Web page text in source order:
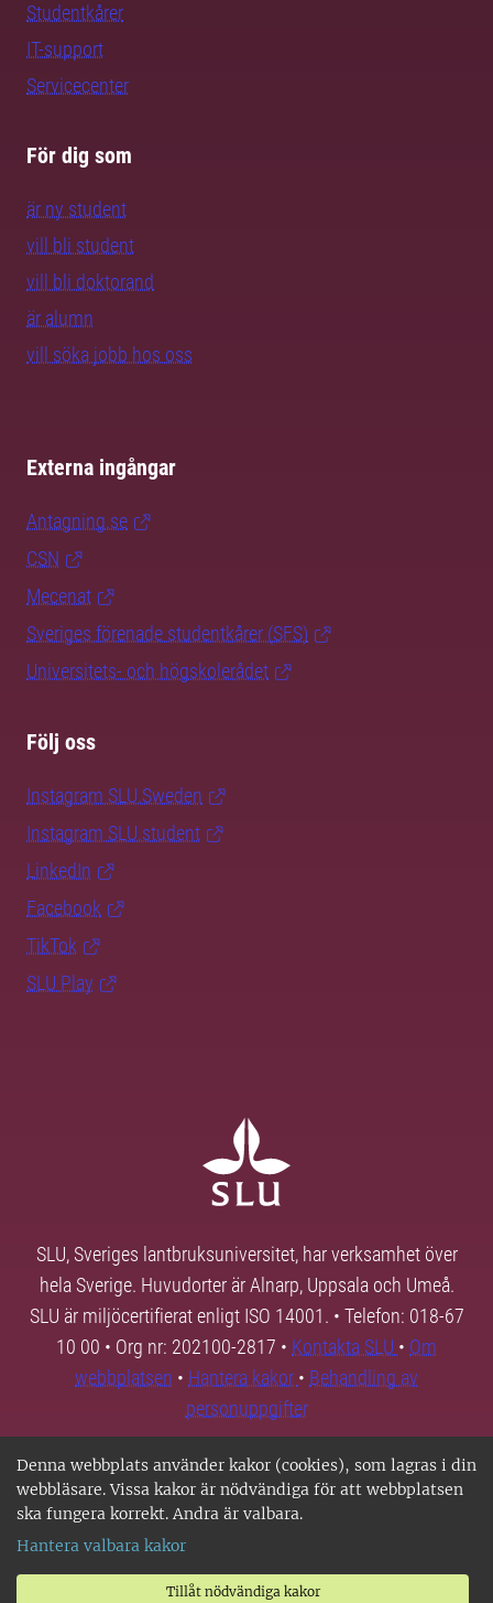
Denna webbplats använder kakor (cookies), som lagras i din
webbläsare. Vissa kakor är nödvändiga för att webbplatsen
ska fungera korrekt. Andra är valbara.
Hantera valbara kakor
Tillåt nödvändiga kakor
Studentkårer
IT-support
Servicecenter
För dig som
är ny student
vill bli student
vill bli doktorand
är alumn
vill söka jobb hos oss
Externa ingångar
Antagning.se
CSN
Mecenat
Sveriges förenade studentkårer (SFS)
Universitets- och högskolerådet
Följ oss
Instagram SLU.Sweden
Instagram SLU.student
LinkedIn
Facebook
TikTok
SLU Play
SLU, Sveriges lantbruksuniversitet, har verksamhet över
hela Sverige. Huvudorter är Alnarp, Uppsala och Umeå.
SLU är miljöcertifierat enligt ISO 14001. • Telefon: 018-67
10 00 • Org nr: 202100-2817 • Kontakta SLU • Om
webbplatsen • Hantera kakor • Behandling av
personuppgifter